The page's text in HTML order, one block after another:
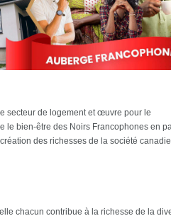
secteur de logement et œuvre pour le
le bien-être des Noirs Francophones en
des richesses de la société
chacun contribue à la richesse de la